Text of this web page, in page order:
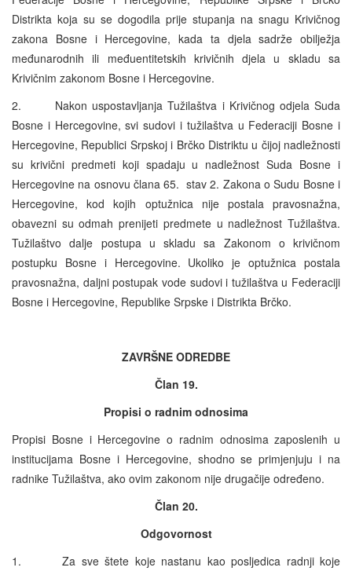
Distrikta koja su se dogodila prije stupanja na snagu Krivičnog
zakona Bosne i Hercegovine, kada ta djela sadrže obilježja
međunarodnih ili međuentitetskih krivičnih djela u skladu sa
Krivičnim zakonom Bosne i Hercegovine.
2. Nakon uspostavljanja Tužilaštva i Krivičnog odjela Suda
Bosne i Hercegovine, svi sudovi i tužilaštva u Federaciji Bosne i
Hercegovine, Republici Srpskoj i Brčko Distriktu u čijoj nadležnosti
su krivični predmeti koji spadaju u nadležnost Suda Bosne i
Hercegovine na osnovu člana 65. stav 2. Zakona o Sudu Bosne i
Hercegovine, kod kojih optužnica nije postala pravosnažna,
obavezni su odmah prenijeti predmete u nadležnost Tužilaštva.
Tužilaštvo dalje postupa u skladu sa Zakonom o krivičnom
postupku Bosne i Hercegovine. Ukoliko je optužnica postala
pravosnažna, daljni postupak vode sudovi i tužilaštva u Federaciji
Bosne i Hercegovine, Republike Srpske i Distrikta Brčko.
ZAVRŠNE ODREDBE
Član 19.
Propisi o radnim odnosima
Propisi Bosne i Hercegovine o radnim odnosima zaposlenih u
institucijama Bosne i Hercegovine, shodno se primjenjuju i na
radnike Tužilaštva, ako ovim zakonom nije drugačije određeno.
Član 20.
Odgovornost
1. Za sve štete koje nastanu kao posljedica radnji koje